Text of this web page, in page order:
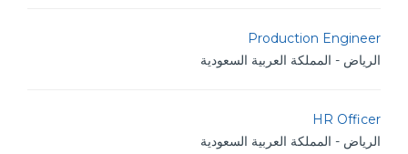
Production Engineer
الرياض - المملكة العربية السعودية
HR Officer
الرياض - المملكة العربية السعودية